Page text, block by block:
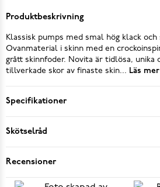
Produktbeskrivning
Klassisk pumps med smal hög klack och
Ovanmaterial i skinn med en
grått skinnfoder. Novita är tidlösa, unika
tillverkade skor av finaste skin... Läs mer
Specifikationer
Skötselråd
Recensioner